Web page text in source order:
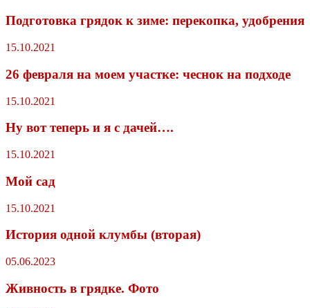
Подготовка грядок к зиме: перекопка, удобрения
15.10.2021
26 февраля на моем участке: чеснок на подходе
15.10.2021
Ну вот теперь и я с дачей….
15.10.2021
Мой сад
15.10.2021
История одной клумбы (вторая)
05.06.2023
Живность в грядке. Фото